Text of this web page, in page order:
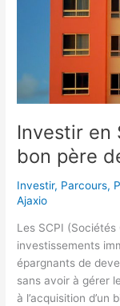
Investir en
bon père
Investir, Parcours,
Ajaxio
Les SCPI
investissements
épargnants de
sans avoir à gérer
à l’acquisition d’un